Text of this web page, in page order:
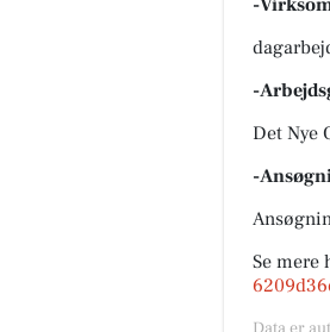
-
Det Nye
-
Se mere